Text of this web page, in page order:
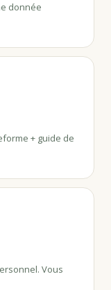
donnée
+ guide de
Vous